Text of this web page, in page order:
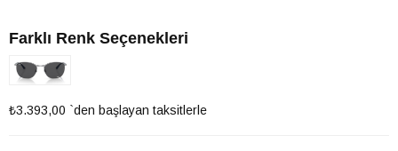
Farklı Renk Seçenekleri
₺3.393,00 `den başlayan taksitlerle